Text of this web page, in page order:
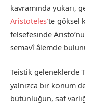
kavramında yukarı,
Aristoteles’te göksel
felsefesinde
semavî âlemde
Teistik geleneklerde
yalnızca bir konum
bütünlüğün, saf